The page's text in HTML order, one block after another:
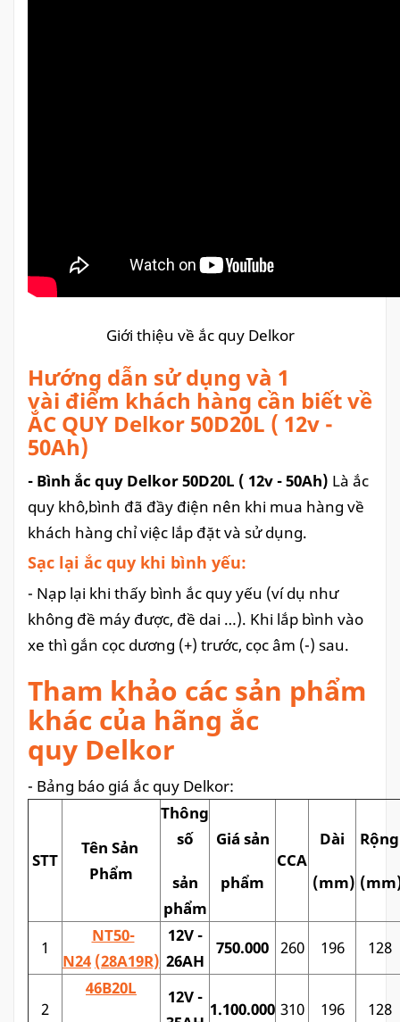
Giới thiệu về ắc quy Delkor
Hướng dẫn sử dụng và 1
vài điểm khách hàng cần biết về
ẮC QUY Delkor 50D20L ( 12v -
50Ah)
- Bình ắc quy Delkor 50D20L ( 12v - 50Ah) Là ắc
quy khô,bình đã đầy điện nên khi mua hàng về
khách hàng chỉ việc lắp đặt và sử dụng.
Sạc lại ắc quy khi bình yếu:
- Nạp lại khi thấy bình ắc quy yếu (ví dụ như
không đề máy được, đề dai …). Khi lắp bình vào
xe thì gắn cọc dương (+) trước, cọc âm (-) sau.
Tham khảo các sản phẩm
khác của hãng ắc
quy Delkor
- Bảng báo giá ắc quy Delkor:
STT
Tên Sản
Phẩm
Thông
số
sản
phẩm
Giá sản
phẩm
CCA
Dài
(mm)
Rộng
1
NT50-
N24 (28A19R)
12V -
26AH
750.000 260 196 128
2
46B20L
12V -
1.100.000 310 196 128